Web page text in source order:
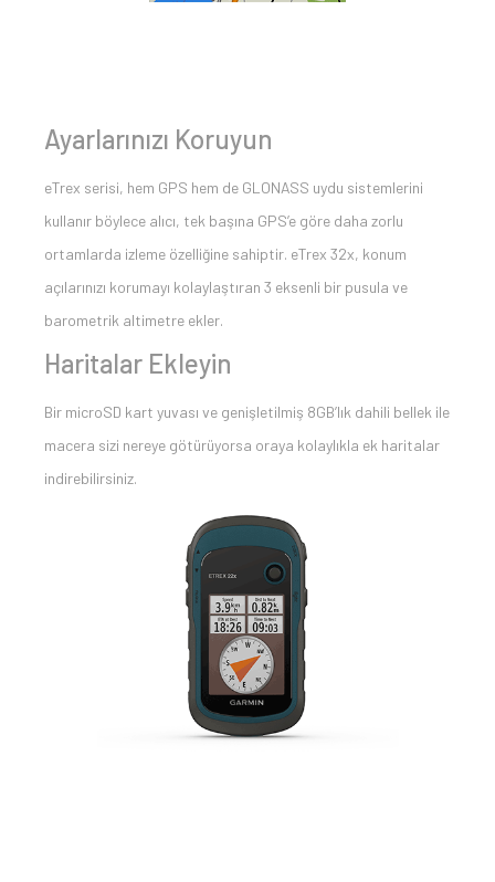
Ayarlarınızı Koruyun
eTrex serisi, hem GPS hem de GLONASS uydu sistemlerini
kullanır böylece alıcı, tek başına GPS’e göre daha zorlu
ortamlarda izleme özelliğine sahiptir. eTrex 32x, konum
açılarınızı korumayı kolaylaştıran 3 eksenli bir pusula ve
barometrik altimetre ekler.
Haritalar Ekleyin
Bir microSD kart yuvası ve genişletilmiş 8GB’lık dahili bellek ile
macera sizi nereye götürüyorsa oraya kolaylıkla ek haritalar
indirebilirsiniz.